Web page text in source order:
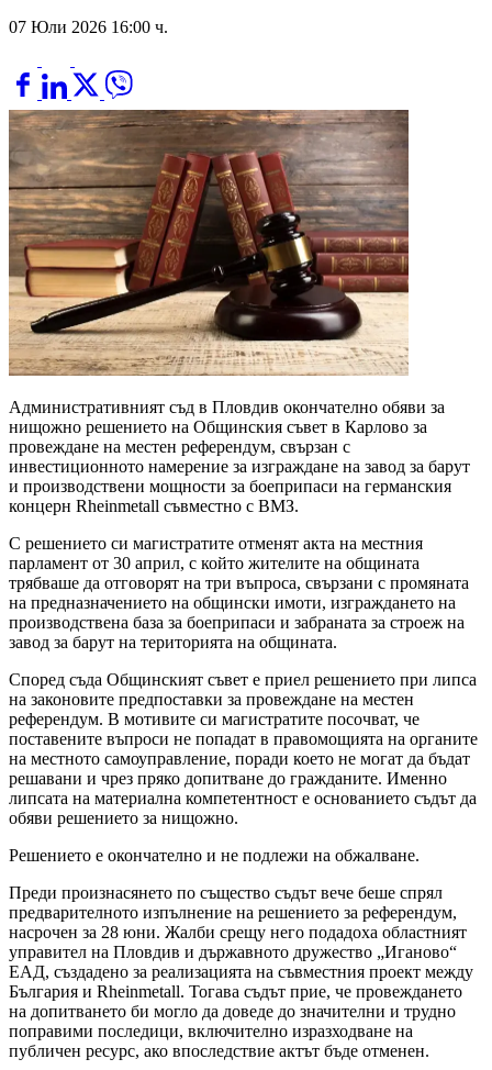
07 Юли 2026 16:00 ч.
Административният съд в Пловдив окончателно обяви за
нищожно решението на Общинския съвет в Карлово за
провеждане на местен референдум, свързан с
инвестиционното намерение за изграждане на завод за барут
и производствени мощности за боеприпаси на германския
концерн Rheinmetall съвместно с ВМЗ.
С решението си магистратите отменят акта на местния
парламент от 30 април, с който жителите на общината
трябваше да отговорят на три въпроса, свързани с промяната
на предназначението на общински имоти, изграждането на
производствена база за боеприпаси и забраната за строеж на
завод за барут на територията на общината.
Според съда Общинският съвет е приел решението при липса
на законовите предпоставки за провеждане на местен
референдум. В мотивите си магистратите посочват, че
поставените въпроси не попадат в правомощията на органите
на местното самоуправление, поради което не могат да бъдат
решавани и чрез пряко допитване до гражданите. Именно
липсата на материална компетентност е основанието съдът да
обяви решението за нищожно.
Решението е окончателно и не подлежи на обжалване.
Преди произнасянето по същество съдът вече беше спрял
предварителното изпълнение на решението за референдум,
насрочен за 28 юни. Жалби срещу него подадоха областният
управител на Пловдив и държавното дружество „Иганово“
ЕАД, създадено за реализацията на съвместния проект между
България и Rheinmetall. Тогава съдът прие, че провеждането
на допитването би могло да доведе до значителни и трудно
поправими последици, включително изразходване на
публичен ресурс, ако впоследствие актът бъде отменен.